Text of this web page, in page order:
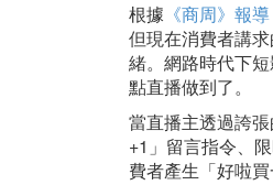
根據 《商周》報導
但現在消費者講
緒。網路時代下
點直播做到了。
當直播主透過誇
+1」留言指令、
費者產生「好啦買